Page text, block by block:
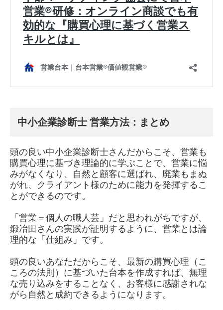
中小企業診断士 営業方法：まとめ
頭の良い中小企業診断士さんだからこそ、営業も
購買心理に基づき理論的に学ぶことで、営業に悩
みがなくなり、自然と顧客に選ばれ、廃業もまぬ
がれ、クライアント様のために能力を発揮するこ
とができるのです。
「営業＝個人の職人芸」だと思われがちですが、
鍛冶田さんの実践が証明するように、営業とは論
理的な「仕組み」です。
頭の良いあなただからこそ、最新の購買心理（こ
ころの法則）に基づいた台本を作成すれば、無理
な売り込みをすることなく、お客様に感謝されな
がら自然と成約できるようになります。